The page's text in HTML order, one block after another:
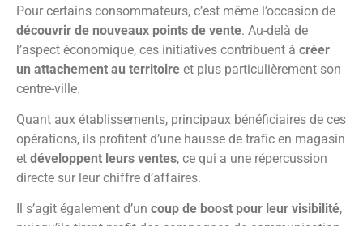
Pour certains consommateurs, c’est même l’occasion de
découvrir de nouveaux points de vente. Au-delà de
l’aspect économique, ces initiatives contribuent à créer
un attachement au territoire et plus particulièrement son
centre-ville.
Quant aux établissements, principaux bénéficiaires de ces
opérations, ils profitent d’une hausse de trafic en magasin
et développent leurs ventes, ce qui a une répercussion
directe sur leur chiffre d’affaires.
Il s’agit également d’un coup de boost pour leur visibilité,